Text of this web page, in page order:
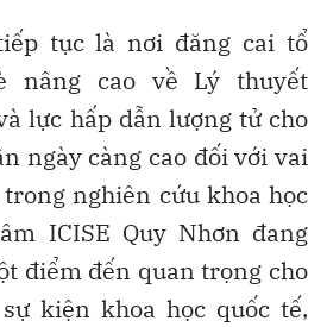
tục là nơi đăng cai tổ
nâng cao về Lý thuyết
lực hấp dẫn lượng tử cho
ngày càng cao đối với vai
nghiên cứu khoa học
ICISE Quy Nhơn đang
điểm đến quan trọng cho
kiện khoa học quốc tế,